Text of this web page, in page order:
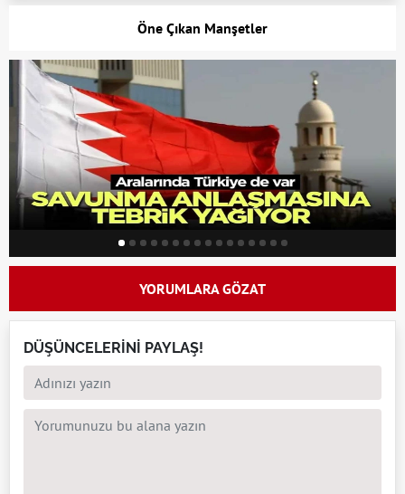
Öne Çıkan Manşetler
YORUMLARA GÖZAT
DÜŞÜNCELERİNİ PAYLAŞ!